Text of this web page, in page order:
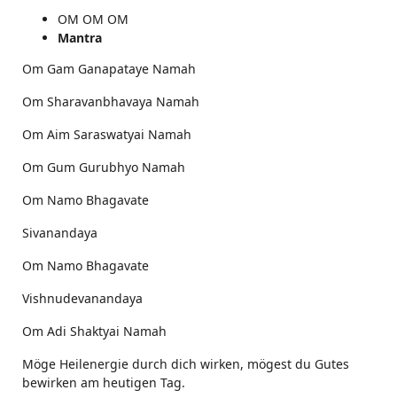
OM OM OM
Mantra
Om Gam Ganapataye Namah
Om Sharavanbhavaya Namah
Om Aim Saraswatyai Namah
Om Gum Gurubhyo Namah
Om Namo Bhagavate
Sivanandaya
Om Namo Bhagavate
Vishnudevanandaya
Om Adi Shaktyai Namah
Möge Heilenergie durch dich wirken, mögest du Gutes
bewirken am heutigen Tag.